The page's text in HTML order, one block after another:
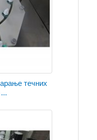
течних